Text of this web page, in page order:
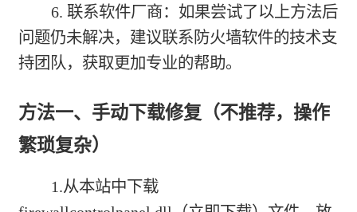
6. 联系软件厂商：如果尝试了以上方法后
问题仍未解决，建议联系防火墙软件的技术支
持团队，获取更加专业的帮助。
方法一、手动下载修复（不推荐，操作
繁琐复杂）
1.从本站中下载